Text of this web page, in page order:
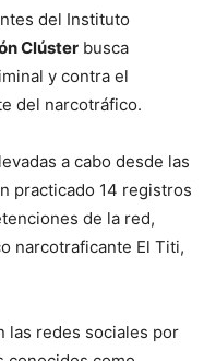
del Instituto
Clúster busca
y contra el
del narcotráfico.
a cabo desde las
practicado 14 registros
de la red,
narcotraficante El Titi,
las redes sociales por